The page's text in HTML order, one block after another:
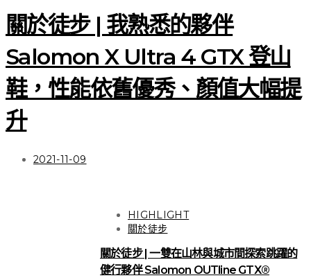
關於徒步 | 我熟悉的夥伴
Salomon X Ultra 4 GTX 登山
鞋，性能依舊優秀、顏值大幅提
升
2021-11-09
HIGHLIGHT
關於徒步
關於徒步 | 一雙在山林與城市間探索跳躍的
健行夥伴 Salomon OUTline GTX®